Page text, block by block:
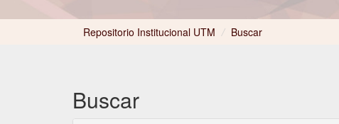
Repositorio Institucional UTM / Buscar
Buscar